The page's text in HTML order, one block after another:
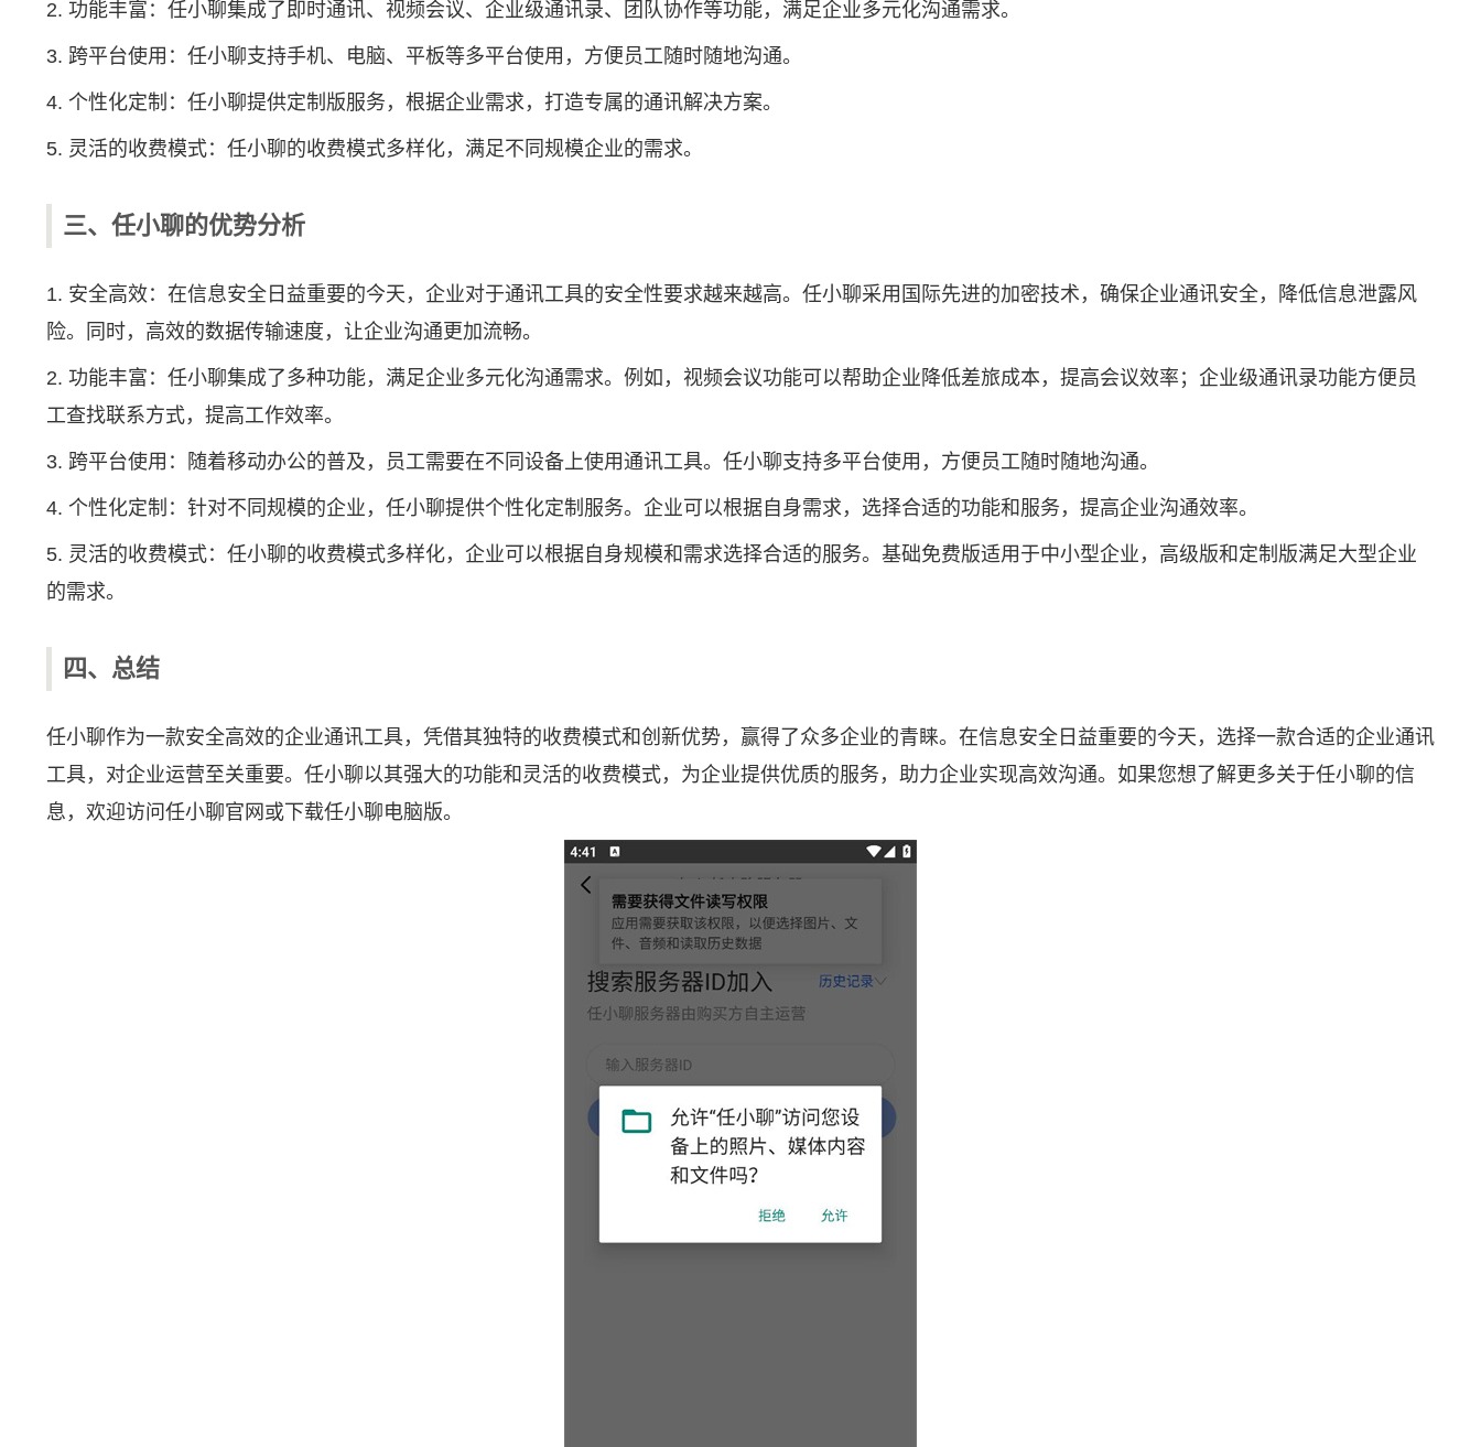
2. 功能丰富：任小聊集成了即时通讯、视频会议、企业级通讯录、团队协作等功能，满足企业多元化沟通需求。
3. 跨平台使用：任小聊支持手机、电脑、平板等多平台使用，方便员工随时随地沟通。
4. 个性化定制：任小聊提供定制版服务，根据企业需求，打造专属的通讯解决方案。
5. 灵活的收费模式：任小聊的收费模式多样化，满足不同规模企业的需求。
三、任小聊的优势分析
1. 安全高效：在信息安全日益重要的今天，企业对于通讯工具的安全性要求越来越高。任小聊采用国际先进的加密技术，确保企业通讯安全，降低信息泄露风
险。同时，高效的数据传输速度，让企业沟通更加流畅。
2. 功能丰富：任小聊集成了多种功能，满足企业多元化沟通需求。例如，视频会议功能可以帮助企业降低差旅成本，提高会议效率；企业级通讯录功能方便员
工查找联系方式，提高工作效率。
3. 跨平台使用：随着移动办公的普及，员工需要在不同设备上使用通讯工具。任小聊支持多平台使用，方便员工随时随地沟通。
4. 个性化定制：针对不同规模的企业，任小聊提供个性化定制服务。企业可以根据自身需求，选择合适的功能和服务，提高企业沟通效率。
5. 灵活的收费模式：任小聊的收费模式多样化，企业可以根据自身规模和需求选择合适的服务。基础免费版适用于中小型企业，高级版和定制版满足大型企业
的需求。
四、总结
任小聊作为一款安全高效的企业通讯工具，凭借其独特的收费模式和创新优势，赢得了众多企业的青睐。在信息安全日益重要的今天，选择一款合适的企业通讯
工具，对企业运营至关重要。任小聊以其强大的功能和灵活的收费模式，为企业提供优质的服务，助力企业实现高效沟通。如果您想了解更多关于任小聊的信
息，欢迎访问 任小聊官网 或下载任小聊电脑版。